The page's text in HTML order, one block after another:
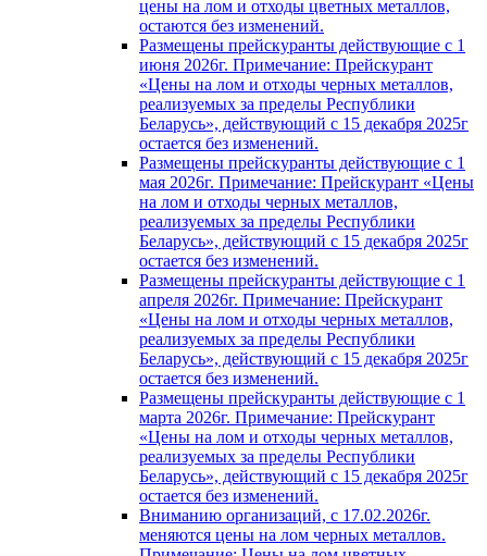
цены на лом и отходы цветных металлов,
остаются без изменений.
Размещены прейскуранты действующие с 1
июня 2026г. Примечание: Прейскурант
«Цены на лом и отходы черных металлов,
реализуемых за пределы Республики
Беларусь», действующий с 15 декабря 2025г
остается без изменений.
Размещены прейскуранты действующие с 1
мая 2026г. Примечание: Прейскурант «Цены
на лом и отходы черных металлов,
реализуемых за пределы Республики
Беларусь», действующий с 15 декабря 2025г
остается без изменений.
Размещены прейскуранты действующие с 1
апреля 2026г. Примечание: Прейскурант
«Цены на лом и отходы черных металлов,
реализуемых за пределы Республики
Беларусь», действующий с 15 декабря 2025г
остается без изменений.
Размещены прейскуранты действующие с 1
марта 2026г. Примечание: Прейскурант
«Цены на лом и отходы черных металлов,
реализуемых за пределы Республики
Беларусь», действующий с 15 декабря 2025г
остается без изменений.
Вниманию организаций, с 17.02.2026г.
меняются цены на лом черных металлов.